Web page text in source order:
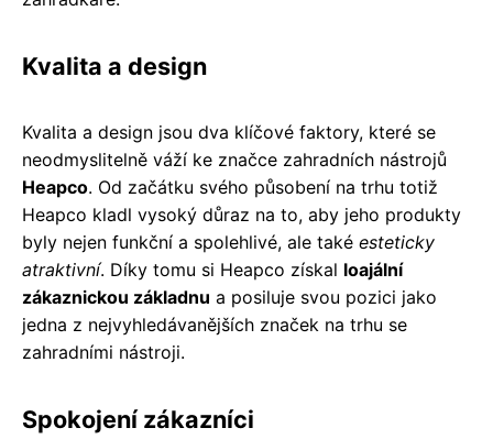
Kvalita a design
Kvalita a design jsou dva klíčové faktory, které se
neodmyslitelně váží ke značce zahradních nástrojů
Heapco. Od začátku svého působení na trhu totiž
Heapco kladl vysoký důraz na to, aby jeho produkty
byly nejen funkční a spolehlivé, ale také esteticky
atraktivní. Díky tomu si Heapco získal loajální
zákaznickou základnu a posiluje svou pozici jako
jedna z nejvyhledávanějších značek na trhu se
zahradními nástroji.
Spokojení zákazníci